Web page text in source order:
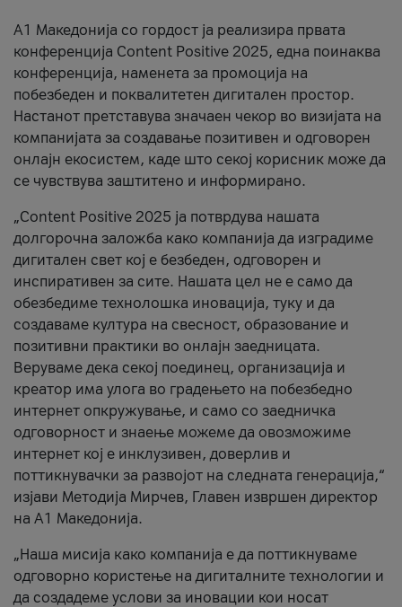
А1 Македонија со гордост ја реализира првата
конференција Content Positive 2025, една поинаква
конференција, наменета за промоција на
побезбеден и поквалитетен дигитален простор.
Настанот претставува значаен чекор во визијата на
компанијата за создавање позитивен и одговорен
онлајн екосистем, каде што секој корисник може да
се чувствува заштитено и информирано.
„Content Positive 2025 ја потврдува нашата
долгорочна заложба како компанија да изградиме
дигитален свет кој е безбеден, одговорен и
инспиративен за сите. Нашата цел не е само да
обезбедиме технолошка иновација, туку и да
создаваме култура на свесност, образование и
позитивни практики во онлајн заедницата.
Веруваме дека секој поединец, организација и
креатор има улога во градењето на побезбедно
интернет опкружување, и само со заедничка
одговорност и знаење можеме да овозможиме
интернет кој е инклузивен, доверлив и
поттикнувачки за развојот на следната генерација,“
изјави Методија Мирчев, Главен извршен директор
на А1 Македонија.
„Наша мисија како компанија е да поттикнуваме
одговорно користење на дигиталните технологии и
да создадеме услови за иновации кои носат